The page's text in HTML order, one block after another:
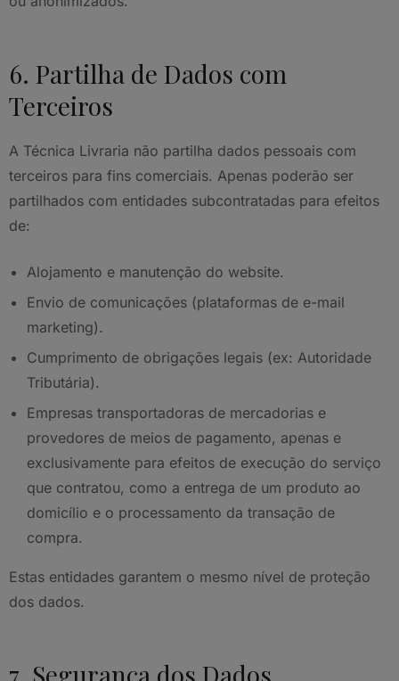
6. Partilha de Dados com
Terceiros
A Técnica Livraria não partilha dados pessoais com
terceiros para fins comerciais. Apenas poderão ser
partilhados com entidades subcontratadas para efeitos
de:
Alojamento e manutenção do website.
Envio de comunicações (plataformas de e-mail
marketing).
Cumprimento de obrigações legais (ex: Autoridade
Tributária).
Empresas transportadoras de mercadorias e
provedores de meios de pagamento, apenas e
exclusivamente para efeitos de execução do serviço
que contratou, como a entrega de um produto ao
domicílio e o processamento da transação de
compra.
Estas entidades garantem o mesmo nível de proteção
dos dados.